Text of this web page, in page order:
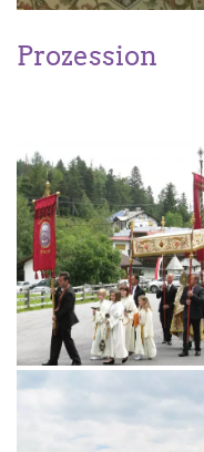
Prozession